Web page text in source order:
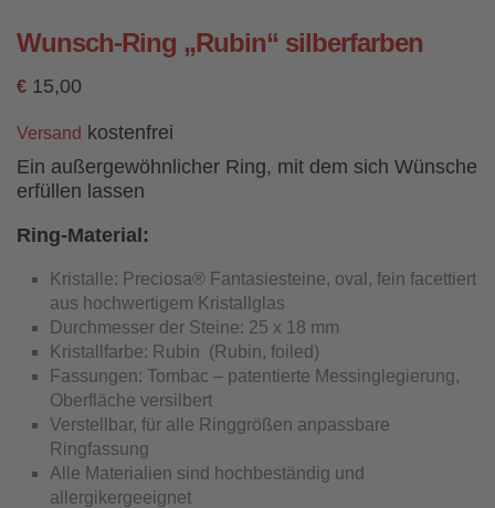
Wunsch-Ring „Rubin“ silberfarben
€ 15,00
Versand kostenfrei
Ein außergewöhnlicher Ring, mit dem sich Wünsche
erfüllen lassen
Ring-Material:
Kristalle: Preciosa® Fantasiesteine, oval, fein facettiert
aus hochwertigem Kristallglas
Durchmesser der Steine: 25 x 18 mm
Kristallfarbe: Rubin (Rubin, foiled)
Fassungen: Tombac – patentierte Messinglegierung,
Oberfläche versilbert
Verstellbar, für alle Ringgrößen anpassbare
Ringfassung
Alle Materialien sind hochbeständig und
allergikergeeignet